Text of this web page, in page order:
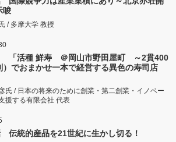
唆
/ 多摩大学 教授
「活種 鮮寿 ＠岡山市野田屋町 ～2貫400
）でおまかせ一本で経営する異色の寿司店
氏 / 日本の将来のために創業・第二創業・イノベー
援する有限会社 代表
伝統的産品を21世紀に生かし切る！